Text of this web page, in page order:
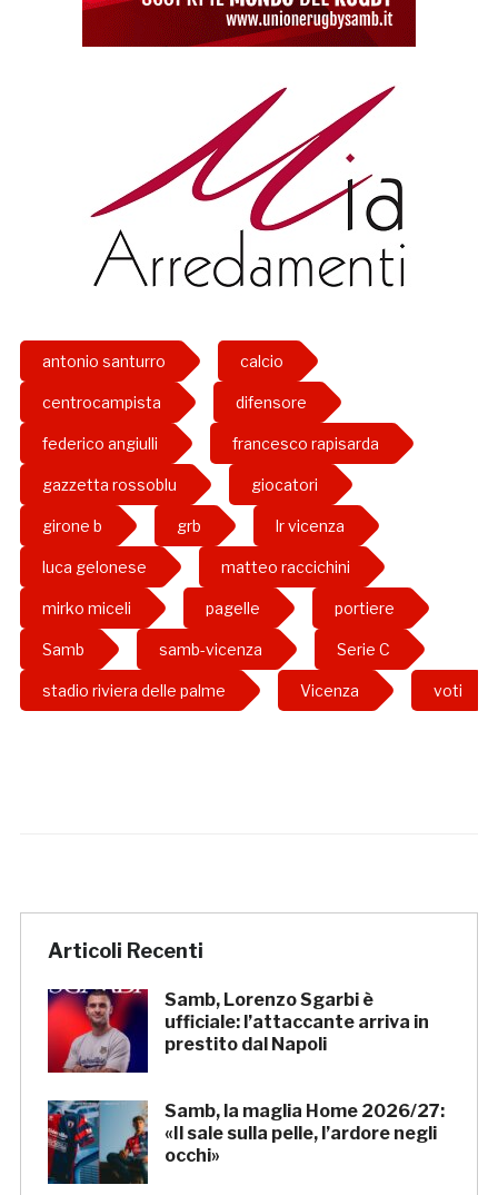
antonio santurro calcio
centrocampista difensore
federico angiulli francesco rapisarda
gazzetta rossoblu giocatori
girone b grb lr vicenza
luca gelonese matteo raccichini
mirko miceli pagelle portiere
Samb samb-vicenza Serie C
stadio riviera delle palme Vicenza voti
Articoli Recenti
Samb, Lorenzo Sgarbi è
ufficiale: l’attaccante arriva in
prestito dal Napoli
Samb, la maglia Home 2026/27:
«Il sale sulla pelle, l’ardore negli
occhi»